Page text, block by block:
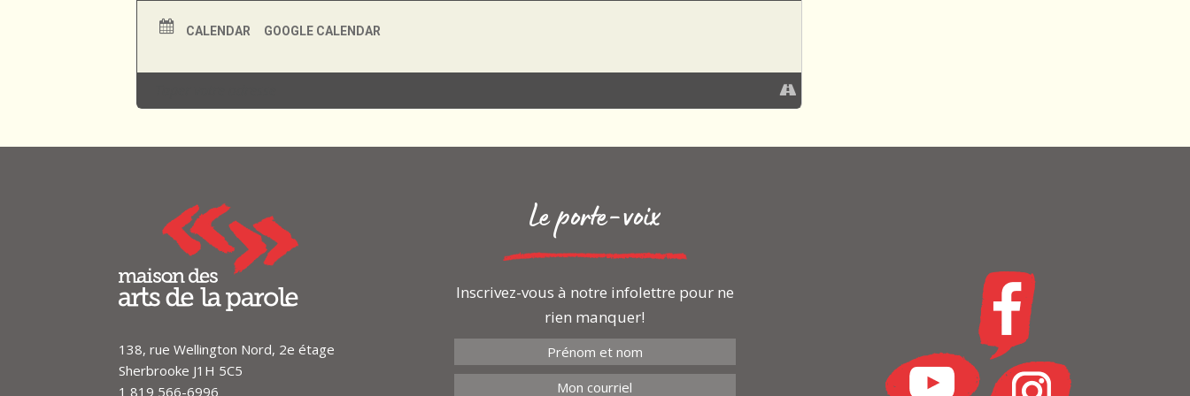
info@maisondesartsdelaparole.com
CALENDAR GOOGLE CALENDAR
138, rue Wellington Nord, 2e étage
Sherbrooke J1H 5C5
1 819 566-6996
Le porte-voix
Inscrivez-vous à notre infolettre pour ne
rien manquer!